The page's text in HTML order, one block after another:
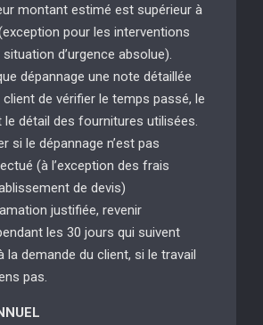
montant estimé est supérieur à
pour les interventions
d’urgence absolue).
dépannage une note détaillée
de vérifier le temps passé, le
détail des fournitures utilisées.
si le dépannage n’est pas
(à l’exception des frais
de devis)
justifiée, revenir
les 30 jours qui suivent
la demande du client, si le travail
pas.